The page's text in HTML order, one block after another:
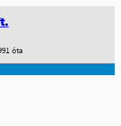
óta